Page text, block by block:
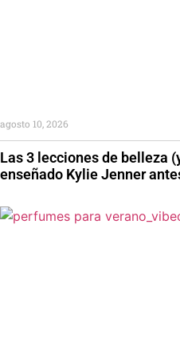
Las 3 lecciones de belleza
enseñado Kylie Jenner
agosto 10, 2026